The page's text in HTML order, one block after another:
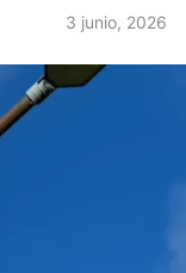
3 junio, 2026